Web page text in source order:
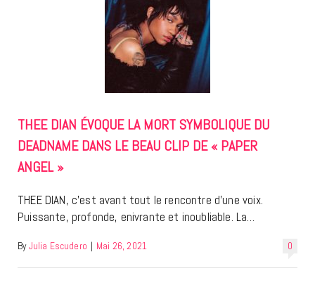
THEE DIAN ÉVOQUE LA MORT SYMBOLIQUE DU
DEADNAME DANS LE BEAU CLIP DE « PAPER
ANGEL »
THEE DIAN, c’est avant tout le rencontre d’une voix.
Puissante, profonde, enivrante et inoubliable. La…
0
By Julia Escudero | Mai 26, 2021